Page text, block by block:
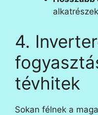
4.
tévhitek
Sokan félnek a